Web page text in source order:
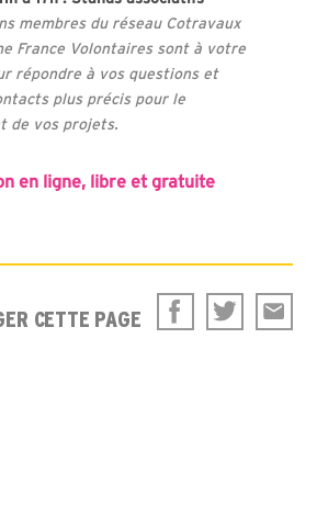
membres du réseau Cotravaux
France Volontaires sont à votre
répondre à vos questions et
plus précis pour le
de vos projets.
en ligne, libre et gratuite
CETTE PAGE